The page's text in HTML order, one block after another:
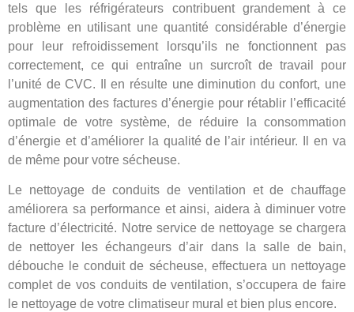
tels que les réfrigérateurs contribuent grandement à ce
problème en utilisant une quantité considérable d’énergie
pour leur refroidissement lorsqu’ils ne fonctionnent pas
correctement, ce qui entraîne un surcroît de travail pour
l’unité de CVC. Il en résulte une diminution du confort, une
augmentation des factures d’énergie pour rétablir l’efficacité
optimale de votre système, de réduire la consommation
d’énergie et d’améliorer la qualité de l’air intérieur. Il en va
de même pour votre sécheuse.
Le nettoyage de conduits de ventilation et de chauffage
améliorera sa performance et ainsi, aidera à diminuer votre
facture d’électricité. Notre service de nettoyage se chargera
de nettoyer les échangeurs d’air dans la salle de bain,
débouche le conduit de sécheuse, effectuera un nettoyage
complet de vos conduits de ventilation, s’occupera de faire
le nettoyage de votre climatiseur mural et bien plus encore.